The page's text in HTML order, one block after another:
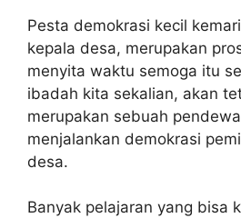
Pesta demokrasi kecil
kepala desa, merupakan
menyita waktu semoga itu
ibadah kita sekalian, akan
merupakan sebuah
menjalankan demokrasi
desa.
Banyak pelajaran yang bisa